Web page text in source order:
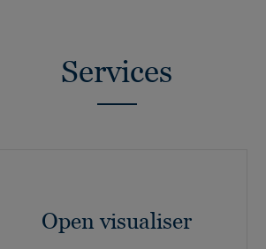
Services
Open visualiser